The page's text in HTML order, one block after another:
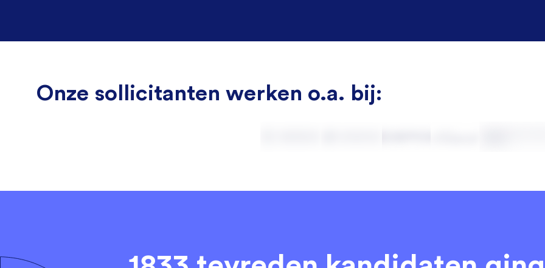
Onze sollicitanten werken o.a. bij: